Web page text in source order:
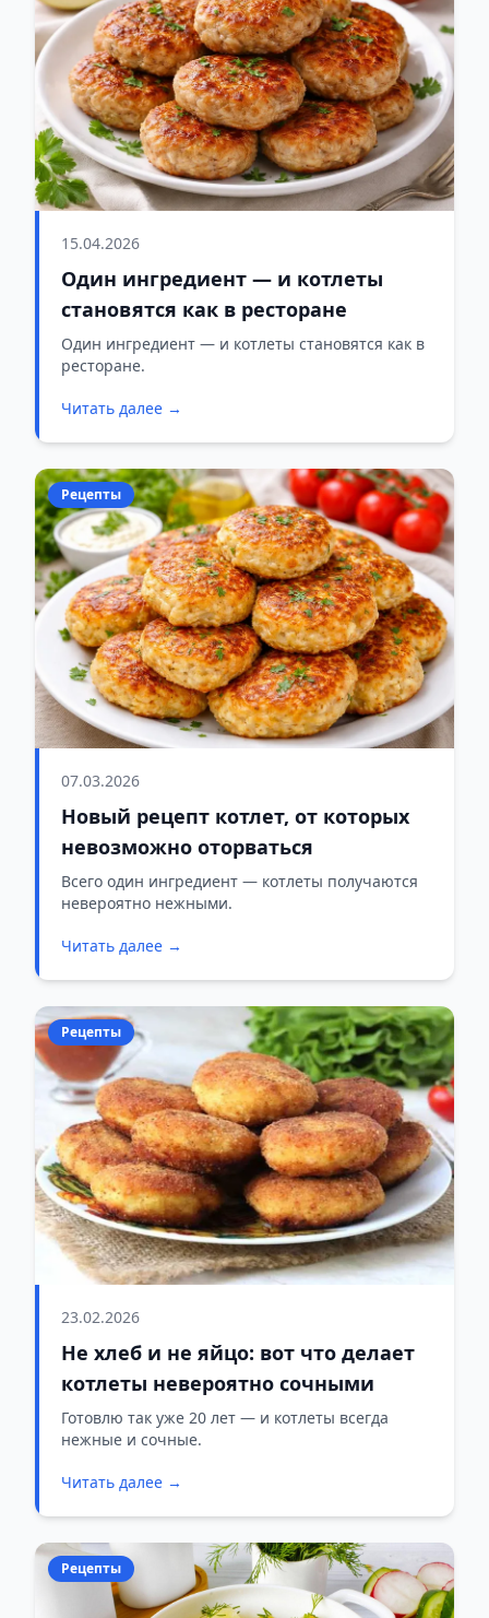
15.04.2026
Один ингредиент — и котлеты
становятся как в ресторане
Один ингредиент — и котлеты становятся как в
ресторане.
Читать далее →
Рецепты
07.03.2026
Новый рецепт котлет, от которых
невозможно оторваться
Всего один ингредиент — котлеты получаются
невероятно нежными.
Читать далее →
Рецепты
23.02.2026
Не хлеб и не яйцо: вот что делает
котлеты невероятно сочными
Готовлю так уже 20 лет — и котлеты всегда
нежные и сочные.
Читать далее →
Рецепты